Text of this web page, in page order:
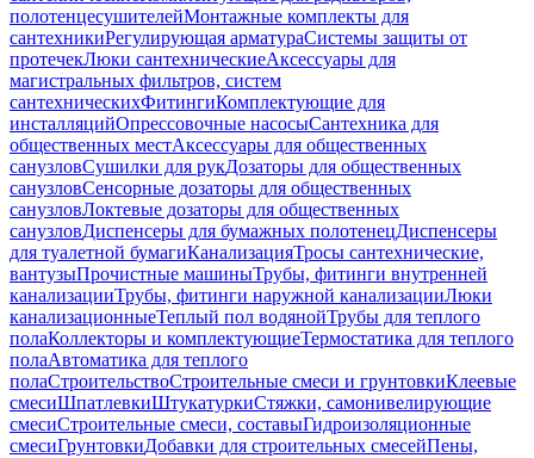
полотенцесушителейМонтажные комплекты для
сантехникиРегулирующая арматураСистемы защиты от
протечекЛюки сантехническиеАксессуары для
магистральных фильтров, систем
сантехническихФитингиКомплектующие для
инсталляцийОпрессовочные насосыСантехника для
общественных местАксессуары для общественных
санузловСушилки для рукДозаторы для общественных
санузловСенсорные дозаторы для общественных
санузловЛоктевые дозаторы для общественных
санузловДиспенсеры для бумажных полотенецДиспенсеры
для туалетной бумагиКанализацияТросы сантехнические,
вантузыПрочистные машиныТрубы, фитинги внутренней
канализацииТрубы, фитинги наружной канализацииЛюки
канализационныеТеплый пол водянойТрубы для теплого
полаКоллекторы и комплектующиеТермостатика для теплого
полаАвтоматика для теплого
полаСтроительствоСтроительные смеси и грунтовкиКлеевые
смесиШпатлевкиШтукатуркиСтяжки, самонивелирующие
смесиСтроительные смеси, составыГидроизоляционные
смесиГрунтовкиДобавки для строительных смесейПены,